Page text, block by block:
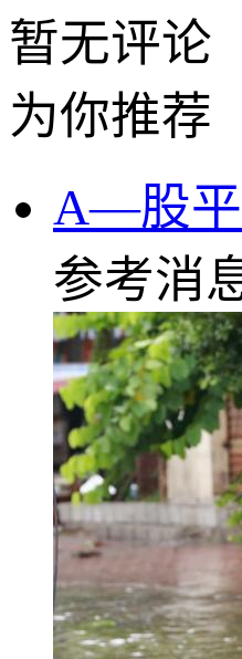
暂无评论
为你推荐
A—股平
参考消